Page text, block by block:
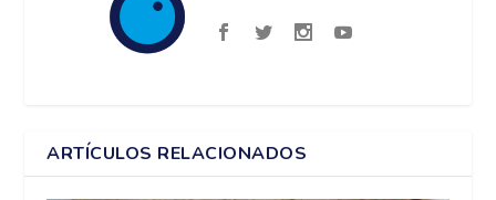
ARTÍCULOS RELACIONADOS